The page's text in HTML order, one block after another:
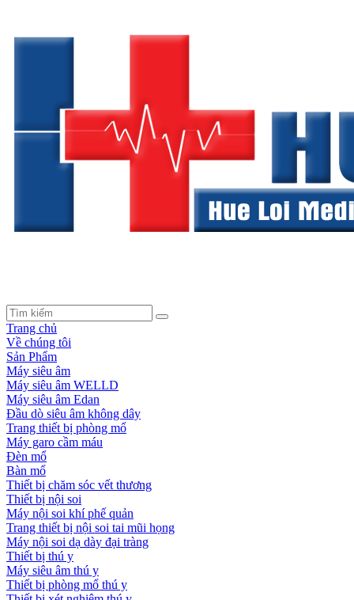
Trang chủ
Về chúng tôi
Sản Phẩm
Máy siêu âm
Máy siêu âm WELLD
Máy siêu âm Edan
Đầu dò siêu âm không dây
Trang thiết bị phòng mổ
Máy garo cầm máu
Đèn mổ
Bàn mổ
Thiết bị chăm sóc vết thương
Thiết bị nội soi
Máy nội soi khí phế quản
Trang thiết bị nội soi tai mũi họng
Máy nội soi dạ dày đại tràng
Thiết bị thú y
Máy siêu âm thú y
Thiết bị phòng mổ thú y